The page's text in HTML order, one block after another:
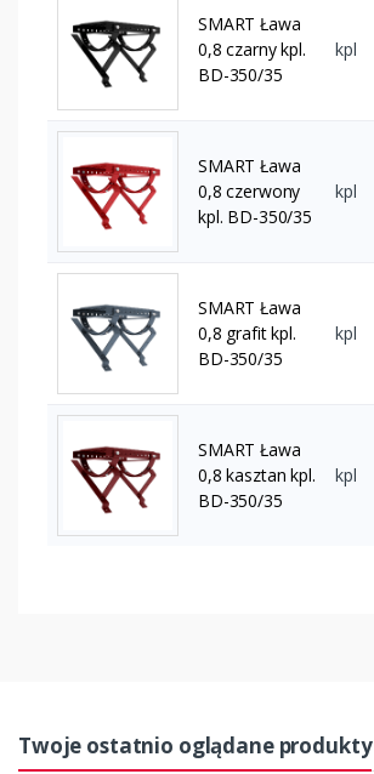
SMART Ława
0,8 czarny kpl.
BD-350/35
kpl
SMART Ława
0,8 czerwony
kpl. BD-350/35
kpl
SMART Ława
0,8 grafit kpl.
BD-350/35
kpl
SMART Ława
0,8 kasztan kpl.
BD-350/35
kpl
Twoje ostatnio oglądane produkty